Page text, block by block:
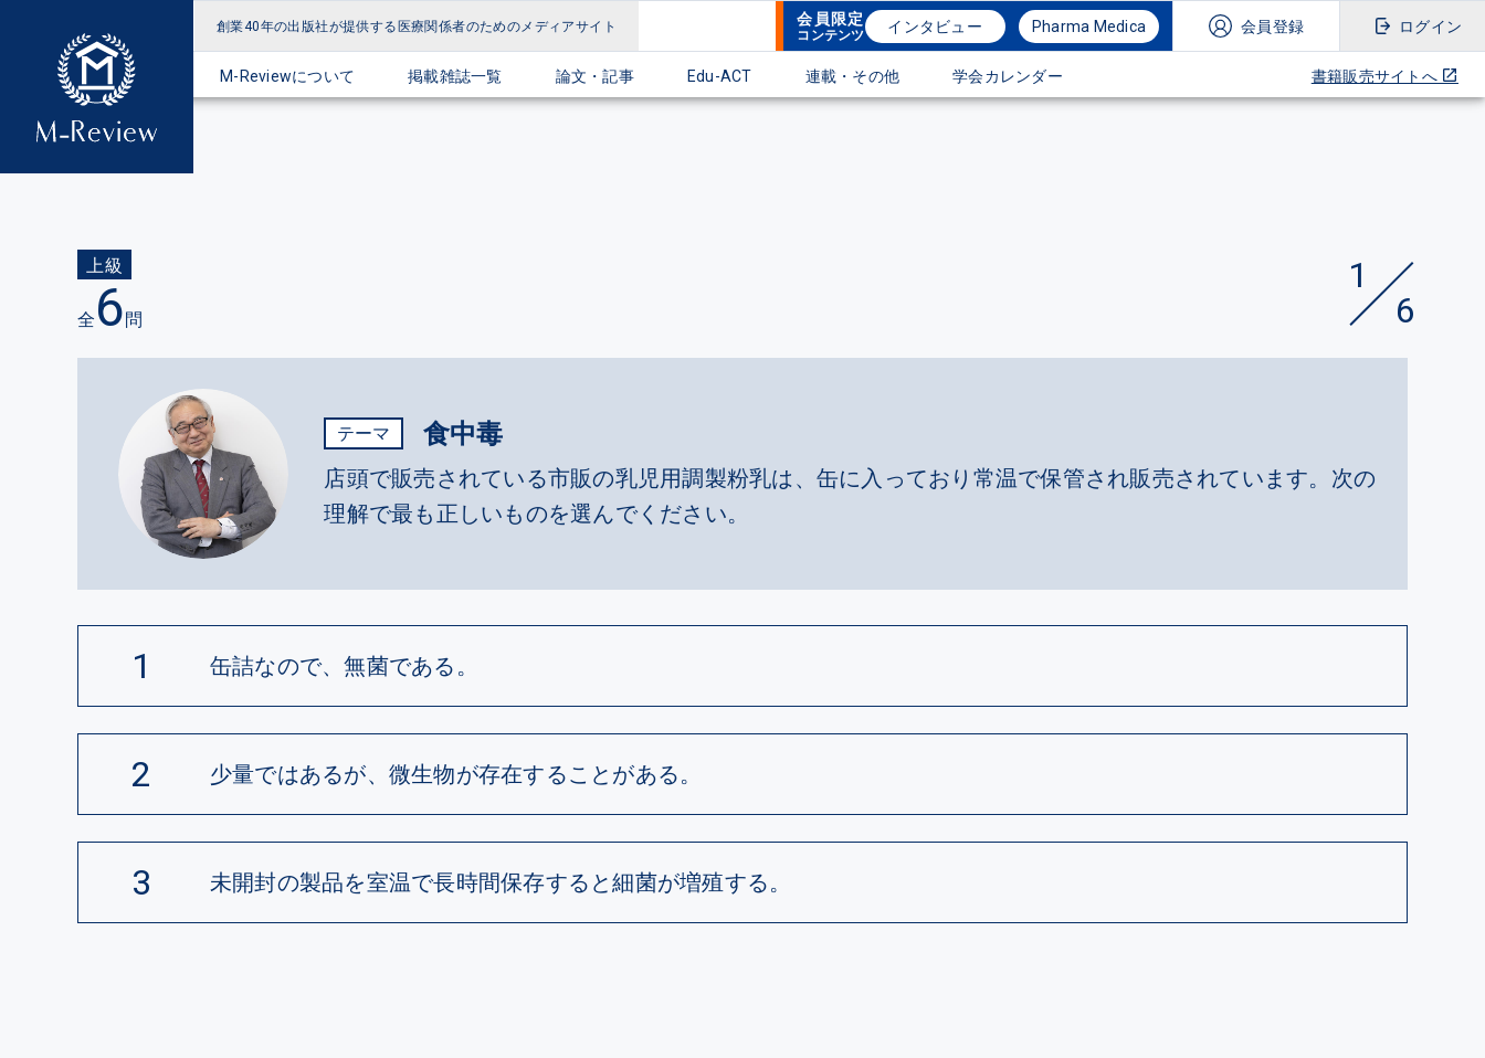
創業40年の出版社が提供する医療関係者のためのメディアサイト 会員限定
コンテンツ インタビュー Pharma Medica 会員登録 ログイン
M-Reviewについて 掲載雑誌一覧 論文・記事 Edu-ACT 連載・その他 学会カレンダー 書籍販売サイトへ
上級
全 6 問
1
6
テーマ 食中毒
店頭で販売されている市販の乳児用調製粉乳は、缶に入っており常温で保管され販売されています。次の
理解で最も正しいものを選んでください。
1 缶詰なので、無菌である。
2 少量ではあるが、微生物が存在することがある。
3 未開封の製品を室温で長時間保存すると細菌が増殖する。